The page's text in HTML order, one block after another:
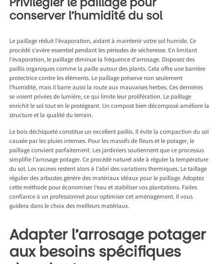
conserver l’humidité du sol
Le paillage réduit l’évaporation, aidant à maintenir votre sol humide. Ce
procédé s’avère essentiel pendant les périodes de sécheresse. En limitant
l’évaporation, le paillage diminue la fréquence d’arrosage. Disposez des
paillis organiques comme la paille autour des plants. Cela offre une barrière
protectrice contre les éléments. Le paillage préserve non seulement
l’humidité, mais il barre aussi la route aux mauvaises herbes. Ces dernières
se voient privées de lumière, ce qui limite leur prolifération. Le paillage
enrichit le sol tout en le protégeant. Un compost bien décomposé améliore la
structure et la qualité du terrain.
Le bois déchiqueté constitue un excellent paillis. Il évite la compaction du sol
causée par les pluies intenses. Pour les massifs de fleurs et le potager, le
paillage convient parfaitement. Les jardiniers soutiennent que ce processus
simplifie l’arrosage potager. Ce procédé naturel aide à réguler la température
du sol. Les racines restent alors à l’abri des variations thermiques. Le taillage
régulier des arbustes génère des matériaux idéaux pour le paillage. Adoptez
cette méthode pour économiser l’eau et stabiliser vos plantations. Faites
confiance à un professionnel pour optimiser cet aménagement. Il vous
guidera dans le choix des meilleurs matériaux.
Adapter l’arrosage potager
aux besoins spécifiques